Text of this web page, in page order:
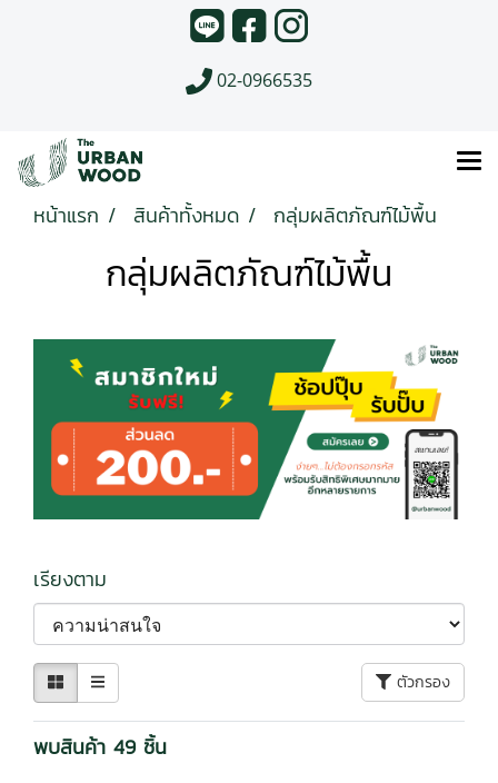
02-0966535
หน้าแรก สินค้าทั้งหมด กลุ่มผลิตภัณฑ์ไม้พื้น
กลุ่มผลิตภัณฑ์ไม้พื้น
เรียงตาม
ตัวกรอง
พบสินค้า 49 ชิ้น